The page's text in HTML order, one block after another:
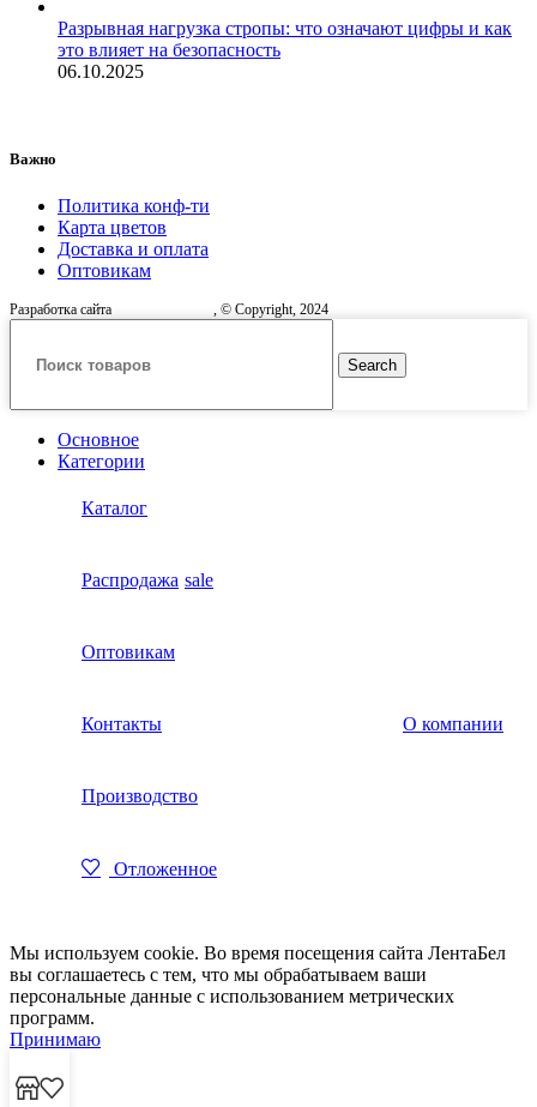
Разрывная нагрузка стропы: что означают цифры и как
это влияет на безопасность
06.10.2025
Важно
Политика конф-ти
Карта цветов
Доставка и оплата
Оптовикам
Разработка сайта , © Copyright, 2024
Search
Основное
Категории
Каталог
Распродажа sale
Оптовикам
Контакты О компании
Производство
Отложенное
Мы используем cookie. Во время посещения сайта ЛентаБел
вы соглашаетесь с тем, что мы обрабатываем ваши
персональные данные с использованием метрических
программ.
Принимаю